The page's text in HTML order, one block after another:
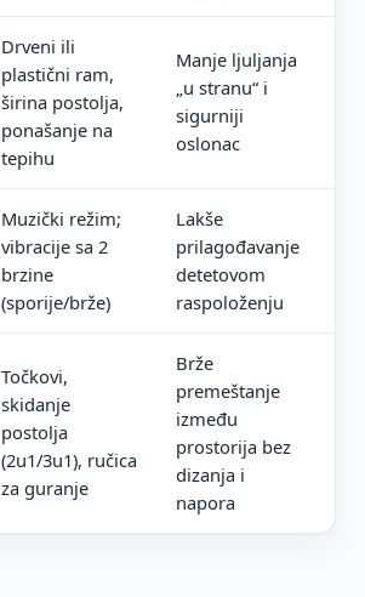
Drveni ili
plastični ram,
širina postolja,
ponašanje na
tepihu
Manje ljuljanja
„u stranu“ i
sigurniji
oslonac
Muzički režim;
vibracije sa 2
brzine
(sporije/brže)
Lakše
prilagođavanje
detetovom
raspoloženju
Točkovi,
skidanje
postolja
(2u1/3u1), ručica
za guranje
Brže
premeštanje
između
prostorija bez
dizanja i
napora